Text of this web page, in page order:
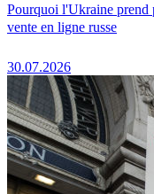
Pourquoi l'Ukraine prend
vente en ligne russe
30.07.2026